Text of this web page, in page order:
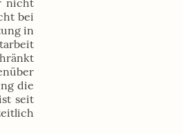
nicht
bei
in
die
seit